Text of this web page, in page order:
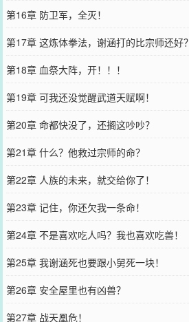
第16章 防卫军，全灭！
第17章 这炼体拳法，谢涵打的比宗师还好？
第18章 血祭大阵，开！！！
第19章 可我还没觉醒武道天赋啊！
第20章 命都快没了，还搁这吵吵？
第21章 什么？他救过宗师的命？
第22章 人族的未来，就交给你了！
第23章 记住，你还欠我一条命！
第24章 不是喜欢吃人吗？我也喜欢吃兽！
第25章 我谢涵死也要跟小舅死一块！
第26章 安全屋里也有凶兽？
第27章 战天凰危！